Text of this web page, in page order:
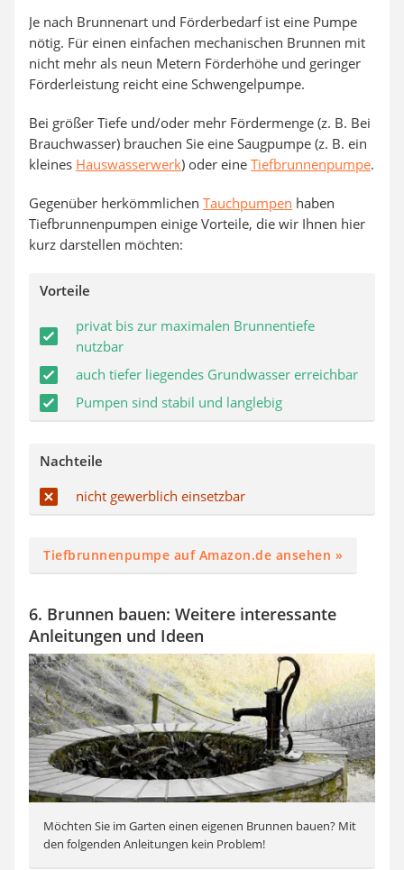
Je nach Brunnenart und Förderbedarf ist eine Pumpe
nötig. Für einen einfachen mechanischen Brunnen mit
nicht mehr als neun Metern Förderhöhe und geringer
Förderleistung reicht eine Schwengelpumpe.
Bei größer Tiefe und/oder mehr Fördermenge (z. B. Bei
Brauchwasser) brauchen Sie eine Saugpumpe (z. B. ein
kleines Hauswasserwerk) oder eine Tiefbrunnenpumpe.
Gegenüber herkömmlichen Tauchpumpen haben
Tiefbrunnenpumpen einige Vorteile, die wir Ihnen hier
kurz darstellen möchten:
Vorteile
privat bis zur maximalen Brunnentiefe
nutzbar
auch tiefer liegendes Grundwasser erreichbar
Pumpen sind stabil und langlebig
Nachteile
nicht gewerblich einsetzbar
Tiefbrunnenpumpe auf Amazon.de ansehen »
6. Brunnen bauen: Weitere interessante
Anleitungen und Ideen
Möchten Sie im Garten einen eigenen Brunnen bauen? Mit
den folgenden Anleitungen kein Problem!